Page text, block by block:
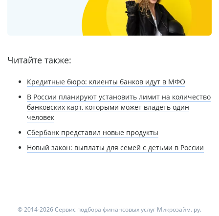
Читайте также:
Кредитные бюро: клиенты банков идут в МФО
В России планируют установить лимит на количество
банковских карт, которыми может владеть один
человек
Сбербанк представил новые продукты
Новый закон: выплаты для семей с детьми в России
© 2014-2026 Сервис подбора финансовых услуг Микрозайм. ру.